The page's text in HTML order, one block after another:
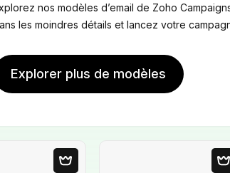
nos modèles d’email de Zoho
les moindres détails et lancez votre
Explorer plus de modèles